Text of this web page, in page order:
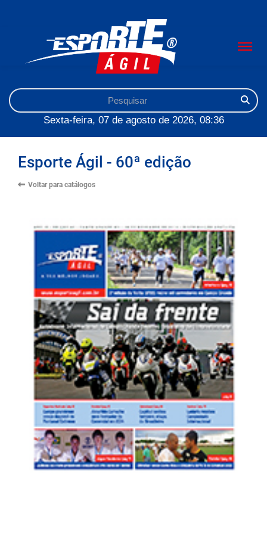
Sexta-feira, 07 de agosto de 2026, 08:36
Esporte Ágil - 60ª edição
Voltar para catálogos